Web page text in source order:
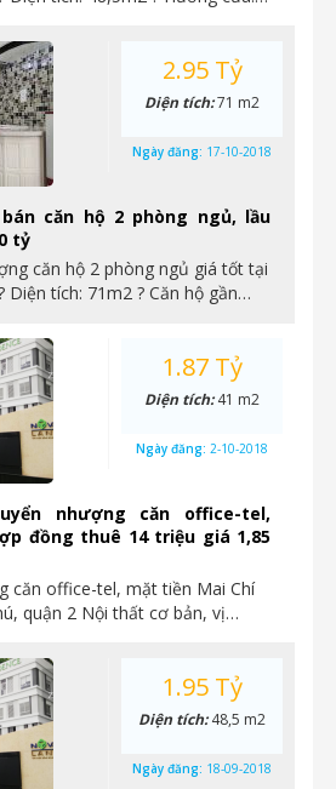
căn hộ 2 phòng ngủ, lầu
tỷ
căn hộ 2 phòng ngủ giá tốt tại
Diện tích: 71m2 ? Căn hộ gần…
2.95 Tỷ
Diện tích:71 m2
Ngày đăng: 17-10-2018
nhượng căn office-tel,
đồng thuê 14 triệu giá 1,85
căn office-tel, mặt tiền Mai Chí
quận 2 Nội thất cơ bản, vị…
1.87 Tỷ
Diện tích:41 m2
Ngày đăng: 2-10-2018
1.95 Tỷ
Diện tích:48,5 m2
Ngày đăng: 18-09-2018